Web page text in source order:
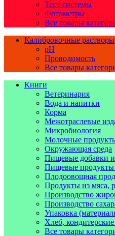
Тест-системы
Фотометры
Все товары
Калибровочные растворы
pH
Проводимость
Все товары
Книги
Ветеринария
Вода и напитки
Корма
Межотраслевые
Микробиология
Молочные
Окружающая среда
Пищевые добавки
Пищевые
Плодоовощная
Продукты из мяса,
Производство
Производство
Упаковка
Хлеб,
Все товары